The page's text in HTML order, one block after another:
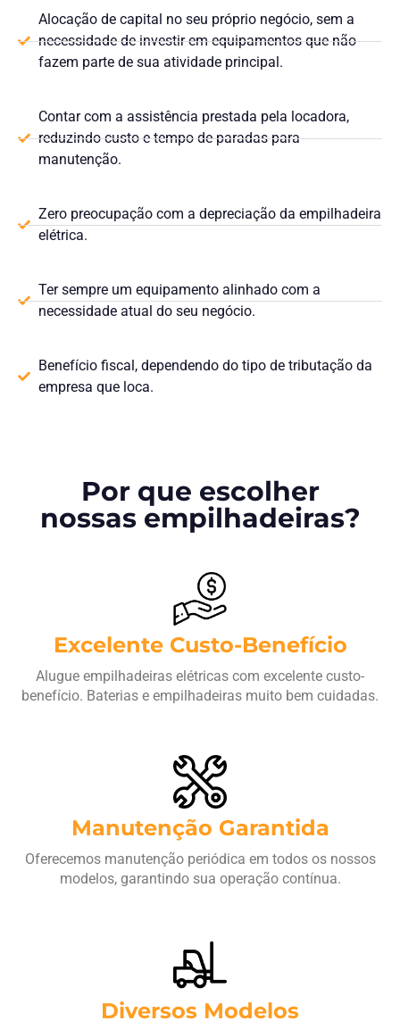
Alocação de capital no seu próprio negócio, sem a
necessidade de investir em equipamentos que não
fazem parte de sua atividade principal.
Contar com a assistência prestada pela locadora,
reduzindo custo e tempo de paradas para
manutenção.
Zero preocupação com a depreciação da empilhadeira
elétrica.
Ter sempre um equipamento alinhado com a
necessidade atual do seu negócio.
Benefício fiscal, dependendo do tipo de tributação da
empresa que loca.
Por que escolher
nossas empilhadeiras?
Excelente Custo-Benefício
Alugue empilhadeiras elétricas com excelente custo-
benefício. Baterias e empilhadeiras muito bem cuidadas.
Manutenção Garantida
Oferecemos manutenção periódica em todos os nossos
modelos, garantindo sua operação contínua.
Diversos Modelos